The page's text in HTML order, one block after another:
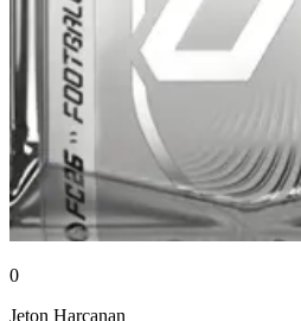
0
Jeton Harcanan